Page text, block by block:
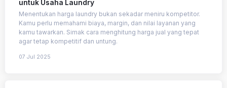
untuk Usaha Laundry
Menentukan harga laundry bukan sekadar meniru kompetitor.
Kamu perlu memahami biaya, margin, dan nilai layanan yang
kamu tawarkan. Simak cara menghitung harga jual yang tepat
agar tetap kompetitif dan untung.
07 Jul 2025